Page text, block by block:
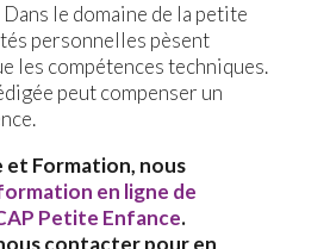
le domaine de la petite
personnelles pèsent
les compétences techniques.
peut compenser un
Formation, nous
en ligne de
Petite Enfance.
contacter pour en